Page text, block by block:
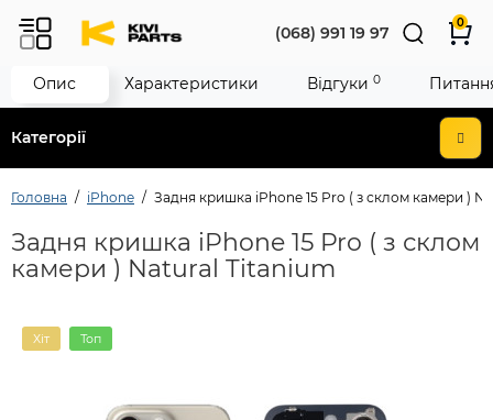
Категорії
(068) 991 19 97
0
Головна iPhone Задня кришка iPhone 15 Pro ( з склом камери )
Задня кришка iPhone 15 Pro ( з склом
камери ) Natural Titanium
Хіт Топ
Опис Характеристики Відгуки 0